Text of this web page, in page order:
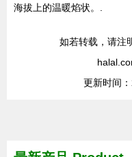
海拔上的温暖焰状。.
如若转载，请注
更新时间